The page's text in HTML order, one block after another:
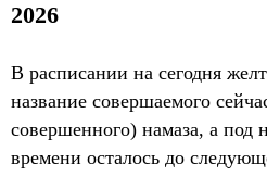
2026
В расписании на сегодня
название совершаемого
совершенного) намаза, а под
времени осталось до